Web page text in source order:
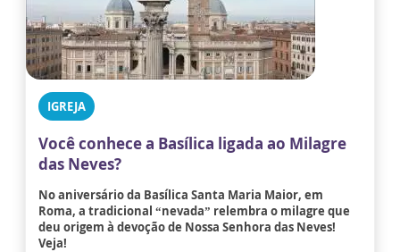
IGREJA
Você conhece a Basílica ligada ao Milagre
das Neves?
No aniversário da Basílica Santa Maria Maior, em
Roma, a tradicional “nevada” relembra o milagre que
deu origem à devoção de Nossa Senhora das Neves!
Veja!